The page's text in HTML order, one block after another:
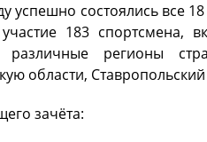
успешно состоялись все
183 спортсмена,
различные регионы
области,
зачёта: